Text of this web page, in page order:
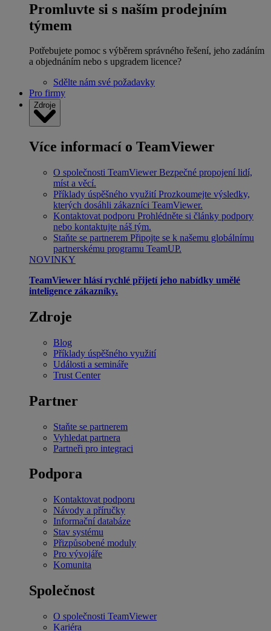
Promluvte si s naším prodejním
týmem
Potřebujete pomoc s výběrem správného řešení, jeho zadáním
a objednáním nebo s upgradem licence?
Sdělte nám své požadavky
Pro firmy
Zdroje
Více informací o TeamViewer
O společnosti TeamViewer Bezpečné propojení lidí,
míst a věcí.
Příklady úspěšného využití Prozkoumejte výsledky,
kterých dosáhli zákazníci TeamViewer.
Kontaktovat podporu Prohlédněte si články podpory
nebo kontaktujte náš tým.
Staňte se partnerem Připojte se k našemu globálnímu
partnerskému programu TeamUP.
NOVINKY
TeamViewer hlásí rychlé přijetí jeho nabídky umělé
inteligence zákazníky.
Zdroje
Blog
Příklady úspěšného využití
Události a semináře
Trust Center
Partner
Staňte se partnerem
Vyhledat partnera
Partneři pro integraci
Podpora
Kontaktovat podporu
Návody a příručky
Informační databáze
Stav systému
Přizpůsobené moduly
Pro vývojáře
Komunita
Společnost
O společnosti TeamViewer
Kariéra